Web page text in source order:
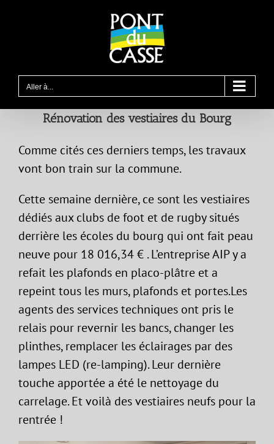
Aller à...
Rénovation des vestiaires du Bourg
Comme cités ces derniers temps, les travaux
vont bon train sur la commune.
Cette semaine dernière, ce sont les vestiaires
dédiés aux clubs de foot et de rugby situés
derrière les écoles du bourg qui ont fait peau
neuve pour 18 016,34 € . L’entreprise AIP y a
refait les plafonds en placo-plâtre et a
repeint tous les murs, plafonds et portes.Les
agents des services techniques ont pris le
relais pour revernir les bancs, changer les
plinthes, remplacer les éclairages par des
lampes LED (re-lamping). Leur dernière
touche apportée a été le nettoyage du
carrelage. Et voilà des vestiaires neufs pour la
rentrée !